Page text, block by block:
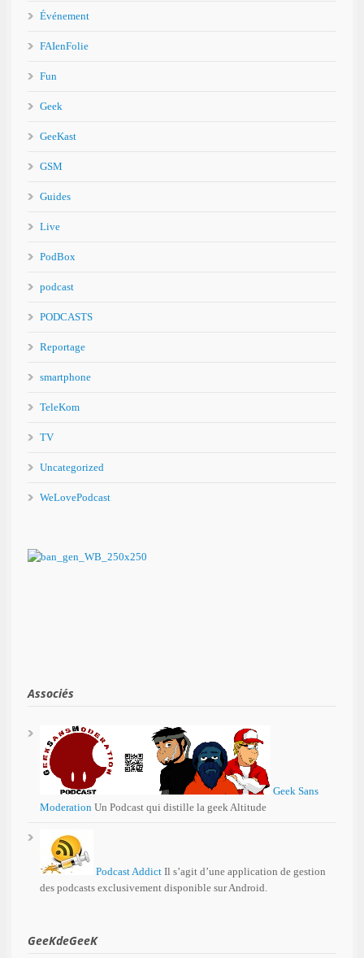
Événement
FAIenFolie
Fun
Geek
GeeKast
GSM
Guides
Live
PodBox
podcast
PODCASTS
Reportage
smartphone
TeleKom
TV
Uncategorized
WeLovePodcast
Associés
Geek Sans
Moderation Un Podcast qui distille la geek Altitude
Podcast Addict Il s’agit d’une application de gestion
des podcasts exclusivement disponible sur Android.
GeeKdeGeeK